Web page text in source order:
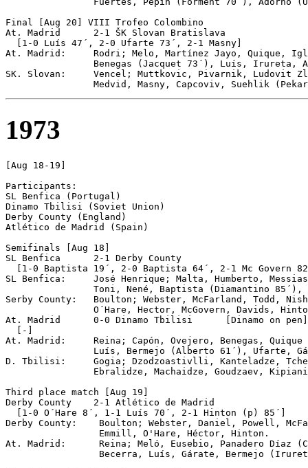
Final [Aug 20] VIII Trofeo Colombino
At. Madrid	2-1 ŠK Slovan Bratislava
  [1-0 Luís 47´, 2-0 Ufarte 73´, 2-1 Masny]
At. Madrid:     Rodri; Melo, Martínez Jayo, Quique,
Benegas (Jacquet 73´), Luís, Irureta,
SK. Slovan:     Vencel; Muttkovic, Pivarnik, Ludovit
1973
[Aug 18-19]
Participants:
SL Benfica (Portugal)
Dinamo Tbilisi (Soviet Union)
Derby County (England)
Atlético de Madrid (Spain)
Semifinals [Aug 18]
SL Benfica	2-1 Derby County
[1-0 Baptista 19´, 2-0 Baptista 64´, 2-1 Mc Govern
SL Benfica:     José Henrique; Malta, Humberto,
Toni, Nené, Baptista (Diamantino 85´),
Serby County:   Boulton; Webster, McFarland, Todd,
O´Hare, Hector, McGovern, Davids,
At. Madrid	0-0 Dinamo Tbilisi	[Dinamo on pen]
  [-]
At. Madrid:     Reina; Capón, Ovejero, Benegas,
Luís, Bermejo (Alberto 61´), Ufarte,
D. Tbilisi:     Gogia; Dzodzoastivlli, Kanteladze,
Ebralidze, Machaidze, Goudzaev,
Third place match [Aug 19]
Derby County	2-1 Atlético de Madrid
  [1-0 O´Hare 8´, 1-1 Luís 70´, 2-1 Hinton (p) 85´]
Derby County:    Boulton; Webster, Daniel, Powell,
                 Emmill, O'Hare, Héctor, Hinton.
At. Madrid:      Reina; Meló, Eusebio, Panadero Díaz
Becerra, Luís, Gárate, Bermejo